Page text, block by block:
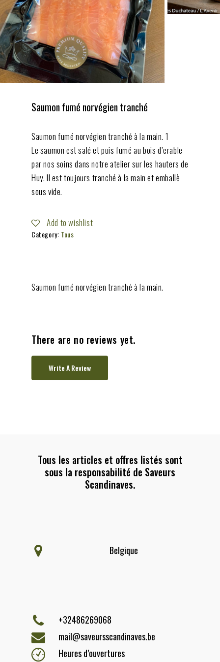
Saumon fumé norvégien tranché
Saumon fumé norvégien tranché à la main. 1
Le saumon est salé et puis fumé au bois d’erable
par nos soins dans notre atelier sur les hauters de
Huy. Il est toujours tranché à la main et emballè
sous vide.
Add to wishlist
Category: Tous
Saumon fumé norvégien tranché à la main.
There are no reviews yet.
Write A Review
Tous les articles et offres listés sont
sous la responsabilité de Saveurs
Scandinaves.
Belgique
+32486269068
mail@saveursscandinaves.be
Heures d’ouvertures
Email*
Save my name, email, and website in this